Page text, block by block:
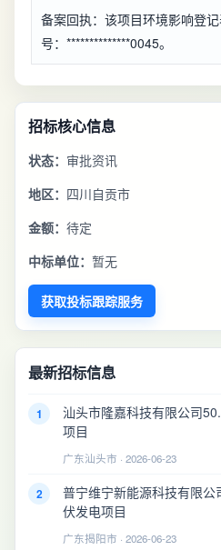
备案回执：该项目环境影响登
号：**************0045。
招标核心信息
状态： 审批资讯
地区： 四川自贡市
金额： 待定
中标单位： 暂无
获取投标跟踪服务
最新招标信息
1
汕头市隆嘉科技有限公司
项目
广东汕头市 · 2026-06-23
2
普宁维宁新能源科技有限
伏发电项目
广东揭阳市 · 2026-06-23